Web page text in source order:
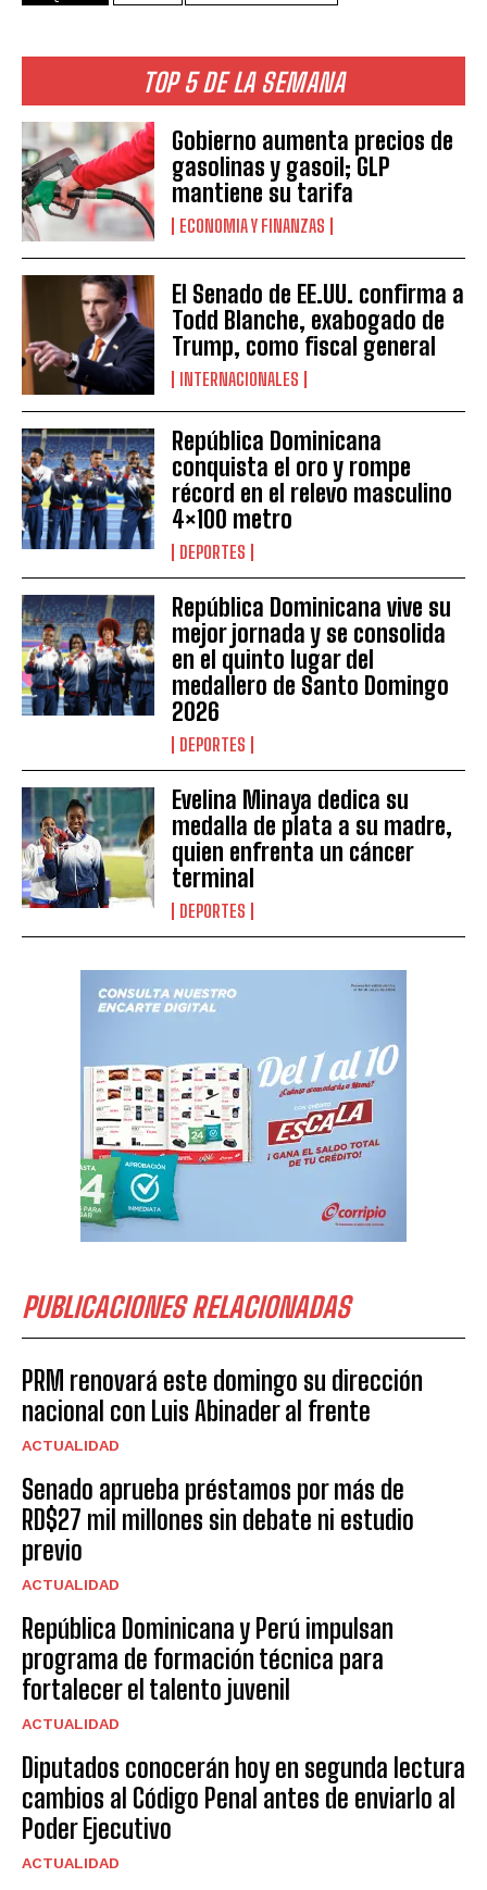
TOP 5 DE LA SEMANA
Gobierno aumenta precios de
gasolinas y gasoil; GLP
mantiene su tarifa
ECONOMIA Y FINANZAS
El Senado de EE.UU. confirma a
Todd Blanche, exabogado de
Trump, como fiscal general
INTERNACIONALES
República Dominicana
conquista el oro y rompe
récord en el relevo masculino
4×100 metro
DEPORTES
República Dominicana vive su
mejor jornada y se consolida
en el quinto lugar del
medallero de Santo Domingo
2026
DEPORTES
Evelina Minaya dedica su
medalla de plata a su madre,
quien enfrenta un cáncer
terminal
DEPORTES
PUBLICACIONES RELACIONADAS
PRM renovará este domingo su dirección
nacional con Luis Abinader al frente
ACTUALIDAD
Senado aprueba préstamos por más de
RD$27 mil millones sin debate ni estudio
previo
ACTUALIDAD
República Dominicana y Perú impulsan
programa de formación técnica para
fortalecer el talento juvenil
ACTUALIDAD
Diputados conocerán hoy en segunda lectura
cambios al Código Penal antes de enviarlo al
Poder Ejecutivo
ACTUALIDAD